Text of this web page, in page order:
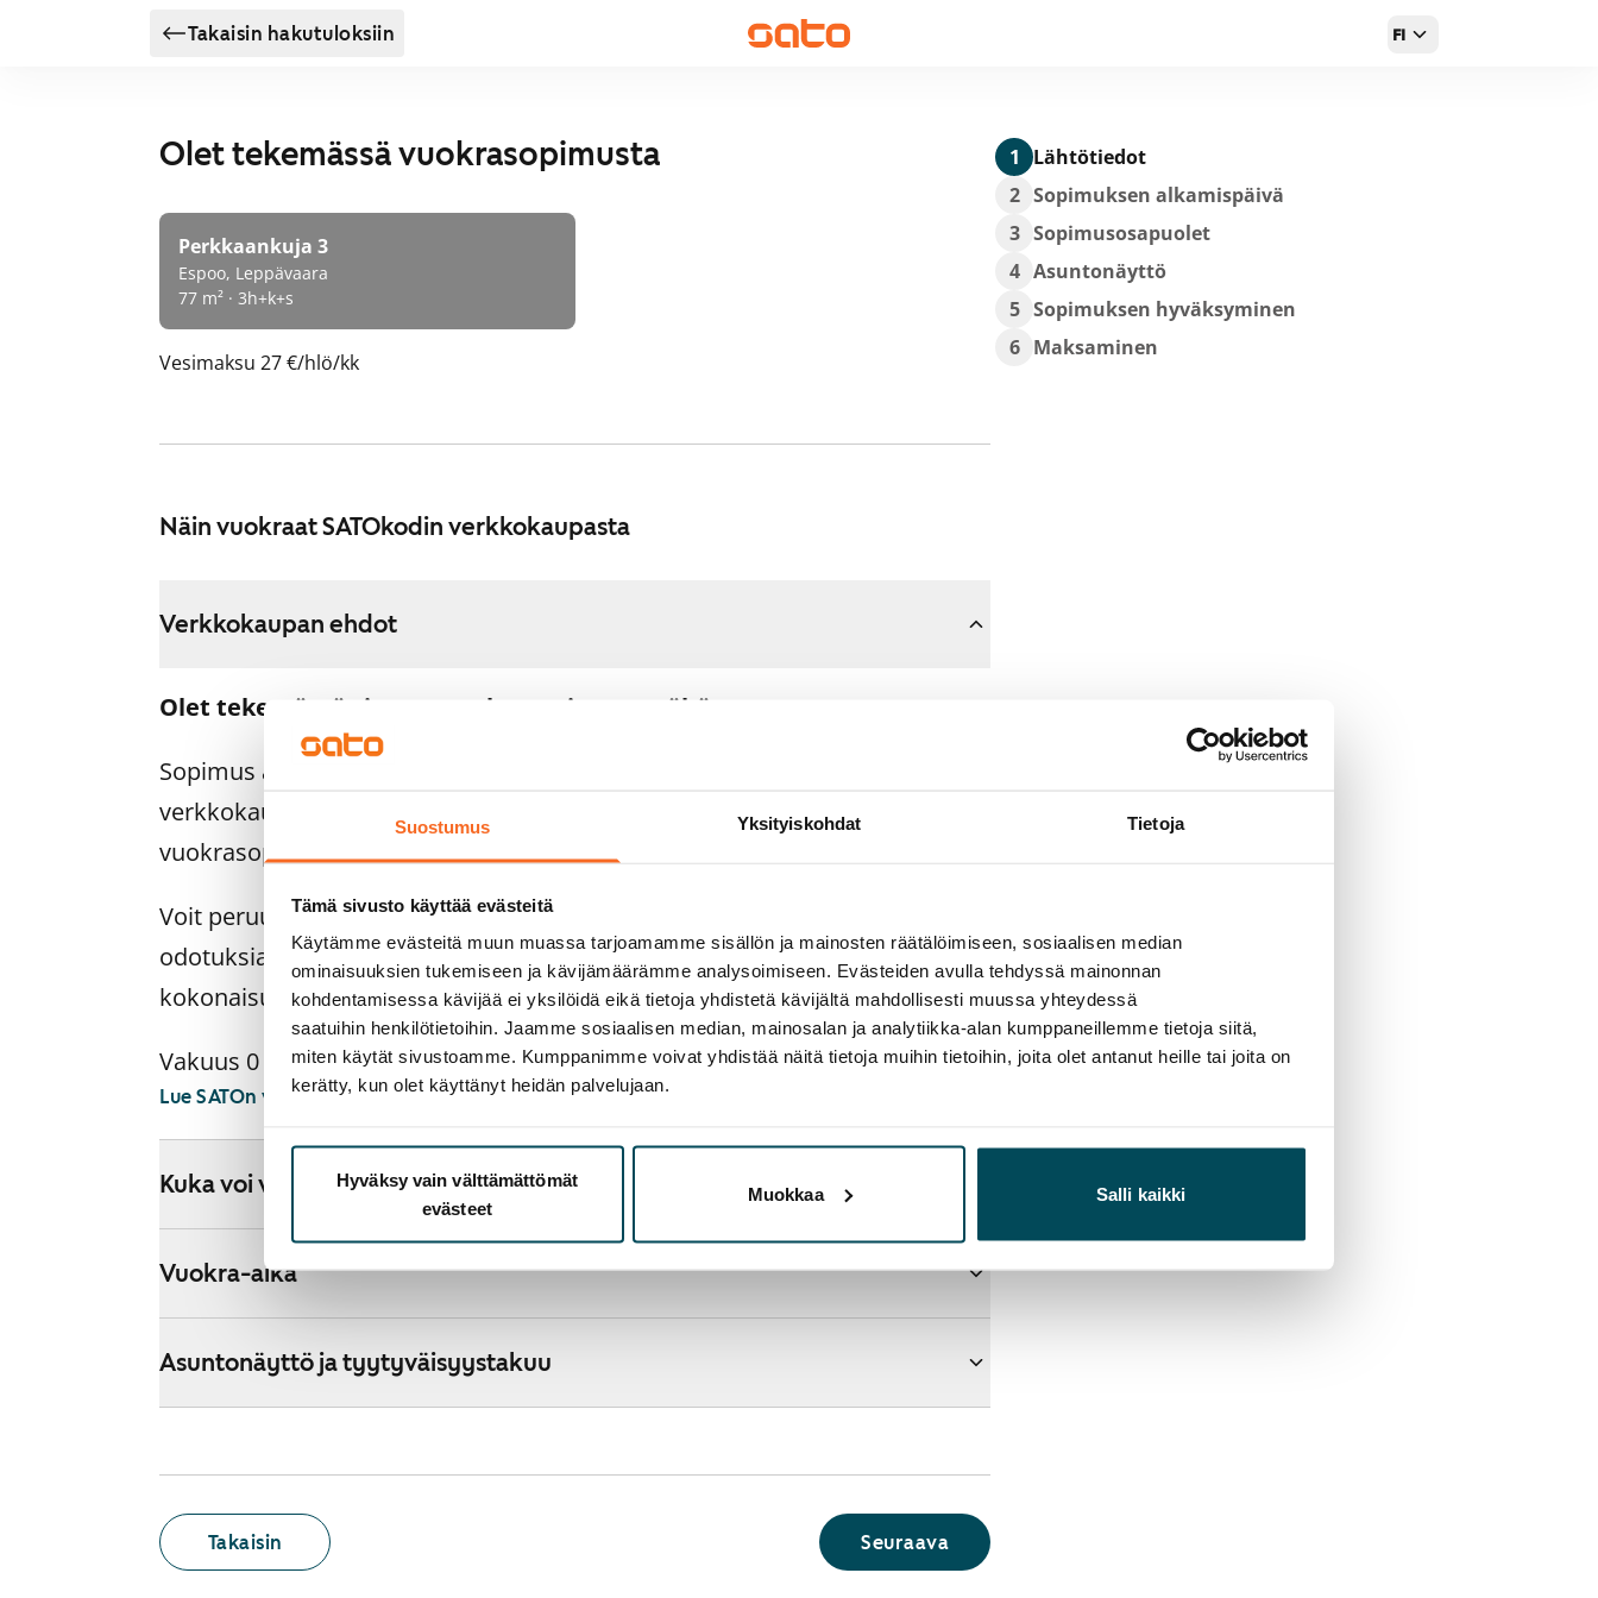
Suostumus Yksityiskohdat Tietoja
Tämä sivusto käyttää evästeitä
Käytämme evästeitä muun muassa tarjoamamme sisällön ja mainosten räätälöimiseen, sosiaalisen median
ominaisuuksien tukemiseen ja kävijämäärämme analysoimiseen. Evästeiden avulla tehdyssä mainonnan
kohdentamisessa kävijää ei yksilöidä eikä tietoja yhdistetä kävijältä mahdollisesti muussa yhteydessä
saatuihin henkilötietoihin. Jaamme sosiaalisen median, mainosalan ja analytiikka-alan kumppaneillemme tietoja siitä,
miten käytät sivustoamme. Kumppanimme voivat yhdistää näitä tietoja muihin tietoihin, joita olet antanut heille tai joita on
kerätty, kun olet käyttänyt heidän palvelujaan.
Hyväksy vain välttämättömät
evästeet
Muokkaa Salli kaikki
Takaisin hakutuloksiin FI
Olet tekemässä vuokrasopimusta
Perkkaankuja 3
Espoo, Leppävaara
77 m² · 3h+k+s
Vesimaksu 27 €/hlö/kk
Näin vuokraat SATOkodin verkkokaupasta
Verkkokaupan ehdot
Olet tekemässä sitovaa vuokrasopimusta tähän asuntoon.
Sopimus astuu voimaan heti, kun maksat 300 euron varausmaksun
verkkokaupassa. Palautamme summan sinulle kokonaisuudessaan
vuokrasopimuksen alkamispäivän jälkeen.
Voit peruuttaa sopimuksen vielä asuntonäytöllä, jos koti ei vastaa
odotuksiasi. Tällöin palautamme varausmaksun sinulle
kokonaisuudessaan, yleensä seuraavana arkipäivänä.
Vakuus 0 euroa.
Lue SATOn verkkokaupan ehdot
Kuka voi vuokrata kodin verkkokaupasta?
Vuokra-aika
Asuntonäyttö ja tyytyväisyystakuu
Takaisin Seuraava
1
Lähtötiedot
2 Sopimuksen alkamispäivä
3 Sopimusosapuolet
4 Asuntonäyttö
5 Sopimuksen hyväksyminen
6 Maksaminen